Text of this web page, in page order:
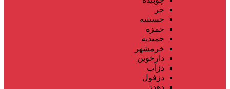
حر
حسینیه
حمزه
حمیدیه
خرمشهر
دارخوین
دزآب
دزفول
دهدز